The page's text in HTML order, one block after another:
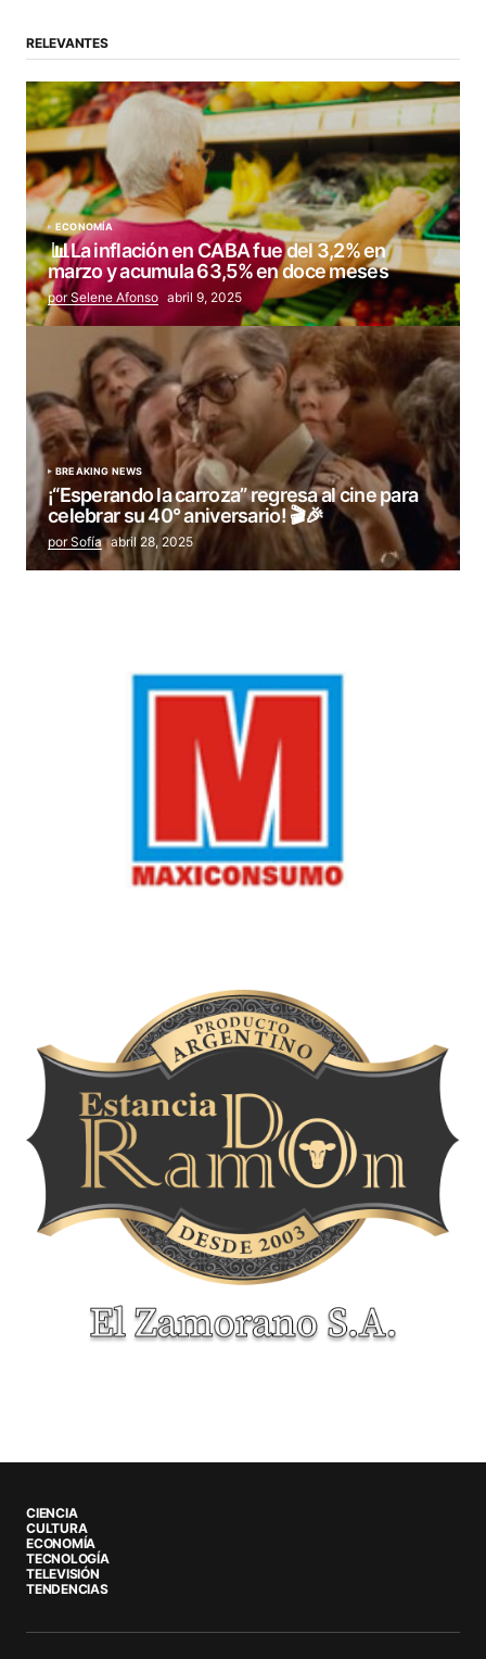
RELEVANTES
ECONOMÍA
📊La inflación en CABA fue del 3,2% en
marzo y acumula 63,5% en doce meses
por Selene Afonso abril 9, 2025
BREAKING NEWS
¡“Esperando la carroza” regresa al cine para
celebrar su 40° aniversario! 🎬🎉
por Sofía abril 28, 2025
CIENCIA
CULTURA
ECONOMÍA
TECNOLOGÍA
TELEVISIÓN
TENDENCIAS